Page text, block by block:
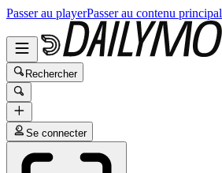
Passer au playerPasser au contenu principal
Rechercher
Se connecter